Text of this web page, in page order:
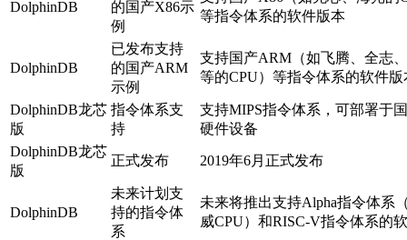
DolphinDB
的国产X86示
例
等指令体系的软件版本
DolphinDB
已发布支持
的国产ARM
示例
支持国产ARM（如飞腾、全志
等的CPU）等指令体系的软件版
DolphinDB龙芯
版
指令体系支
持
支持MIPS指令体系，可部署于
硬件设备
DolphinDB龙芯
版
正式发布 2019年6月正式发布
DolphinDB
未来计划支
持的指令体
系
未来将推出支持Alpha指令体系
威CPU）和RISC-V指令体系的